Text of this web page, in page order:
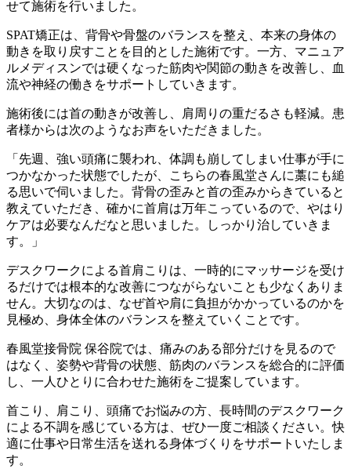
せて施術を行いました。
SPAT矯正は、背骨や骨盤のバランスを整え、本来の身体の
動きを取り戻すことを目的とした施術です。一方、マニュア
ルメディスンでは硬くなった筋肉や関節の動きを改善し、血
流や神経の働きをサポートしていきます。
施術後には首の動きが改善し、肩周りの重だるさも軽減。患
者様からは次のようなお声をいただきました。
「先週、強い頭痛に襲われ、体調も崩してしまい仕事が手に
つかなかった状態でしたが、こちらの春風堂さんに藁にも縋
る思いで伺いました。背骨の歪みと首の歪みからきていると
教えていただき、確かに首肩は万年こっているので、やはり
ケアは必要なんだなと思いました。しっかり治していきま
す。」
デスクワークによる首肩こりは、一時的にマッサージを受け
るだけでは根本的な改善につながらないことも少なくありま
せん。大切なのは、なぜ首や肩に負担がかかっているのかを
見極め、身体全体のバランスを整えていくことです。
春風堂接骨院 保谷院では、痛みのある部分だけを見るので
はなく、姿勢や背骨の状態、筋肉のバランスを総合的に評価
し、一人ひとりに合わせた施術をご提案しています。
首こり、肩こり、頭痛でお悩みの方、長時間のデスクワーク
による不調を感じている方は、ぜひ一度ご相談ください。快
適に仕事や日常生活を送れる身体づくりをサポートいたしま
す。